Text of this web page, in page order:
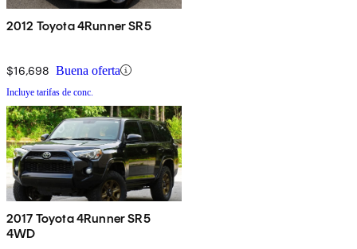
2012 Toyota 4Runner SR5
$16,698 Buena oferta
Incluye tarifas de conc.
2017 Toyota 4Runner SR5
4WD